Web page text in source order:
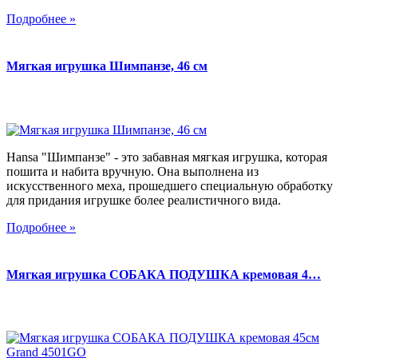
Подробнее »
Мягкая игрушка Шимпанзе, 46 см
Hansa "Шимпанзе" - это забавная мягкая игрушка, которая
пошита и набита вручную. Она выполнена из
искусственного меха, прошедшего специальную обработку
для придания игрушке более реалистичного вида.
Подробнее »
Мягкая игрушка СОБАКА ПОДУШКА кремовая 4…